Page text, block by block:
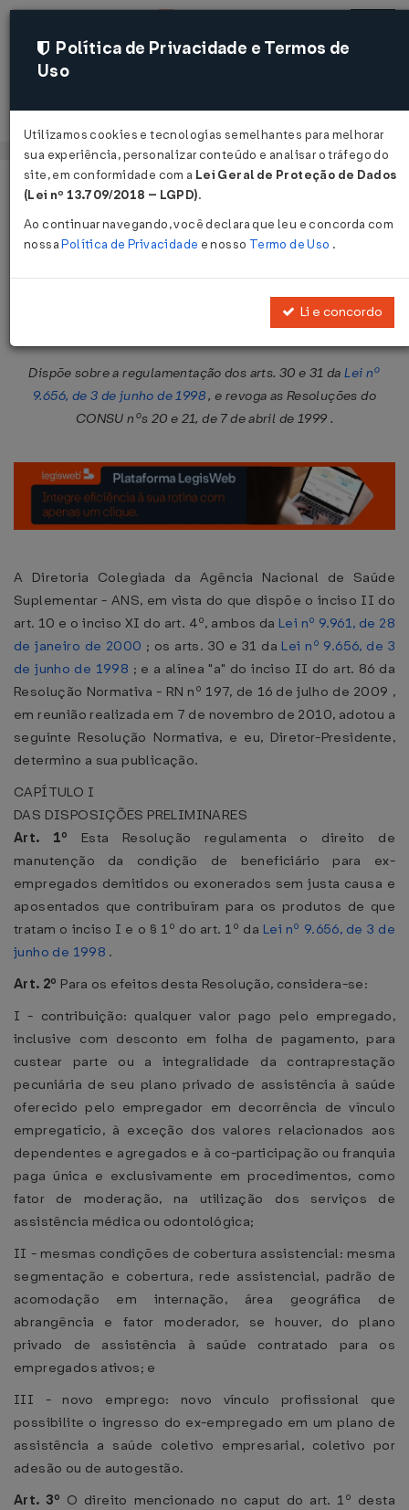
Acessar
Página Inicial Legislações
Resolução Normativa DC/ANS nº
Dispõe sobre a regulamentação dos arts. 30 e 31 daLei nº
9.656, de 3 de junho de 1998, e revoga as Resoluções do
CONSU nºs 20 e 21, de 7 de abril de 1999 .
A Diretoria Colegiada da Agência Nacional de Saúde
Suplementar - ANS, em vista do que dispõe o inciso II do
art. 10 e o inciso XI do art. 4º, ambos da Lei nº 9.961, de 28
de janeiro de 2000 ; os arts. 30 e 31 da Lei nº 9.656, de 3
de junho de 1998 ; e a alínea "a" do inciso II do art. 86 da
Resolução Normativa - RN nº 197, de 16 de julho de 2009 ,
em reunião realizada em 7 de novembro de 2010, adotou a
seguinte Resolução Normativa, e eu, Diretor-Presidente,
determino a sua publicação.
CAPÍTULO I
DAS DISPOSIÇÕES PRELIMINARES
Art. 1º Esta Resolução regulamenta o direito de
manutenção da condição de beneficiário para ex-
empregados demitidos ou exonerados sem justa causa e
aposentados que contribuíram para os produtos de que
tratam o inciso I e o § 1º do art. 1º da Lei nº 9.656, de 3 de
junho de 1998 .
Art. 2º Para os efeitos desta Resolução, considera-se:
I - contribuição: qualquer valor pago pelo empregado,
inclusive com desconto em folha de pagamento, para
custear parte ou a integralidade da contraprestação
pecuniária de seu plano privado de assistência à saúde
oferecido pelo empregador em decorrência de vínculo
empregatício, à exceção dos valores relacionados aos
dependentes e agregados e à co-participação ou franquia
paga única e exclusivamente em procedimentos, como
fator de moderação, na utilização dos serviços de
assistência médica ou odontológica;
II - mesmas condições de cobertura assistencial: mesma
segmentação e cobertura, rede assistencial, padrão de
acomodação em internação, área geográfica de
abrangência e fator moderador, se houver, do plano
privado de assistência à saúde contratado para os
empregados ativos; e
III - novo emprego: novo vínculo profissional que
possibilite o ingresso do ex-empregado em um plano de
assistência a saúde coletivo empresarial, coletivo por
adesão ou de autogestão.
Art. 3º O direito mencionado no caput do art. 1º desta
Política de Privacidade e Termos de
Uso
Utilizamos cookies e tecnologias semelhantes para melhorar
sua experiência, personalizar conteúdo e analisar o tráfego do
site, em conformidade com a Lei Geral de Proteção de Dados
(Lei nº 13.709/2018 – LGPD).
Ao continuar navegando, você declara que leu e concorda com
nossaPolítica de Privacidade e nosso Termo de Uso .
Li e concordo